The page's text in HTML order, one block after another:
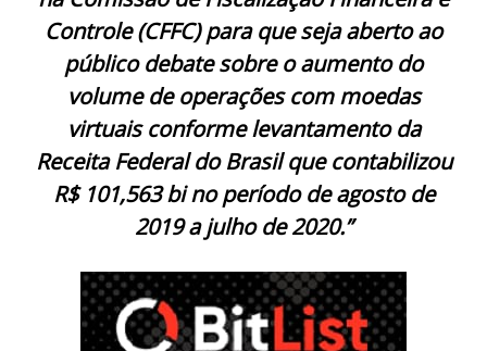
Controle (CFFC) para que seja aberto ao
público debate sobre o aumento do
volume de operações com moedas
virtuais conforme levantamento da
Receita Federal do Brasil que contabilizou
R$ 101,563 bi no período de agosto de
2019 a julho de 2020.”